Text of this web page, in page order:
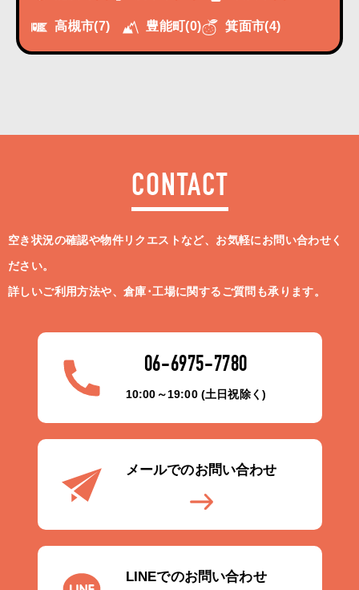
高槻市(7) 豊能町(0) 箕面市(4)
CONTACT
空き状況の確認や物件リクエストなど、お気軽にお問い合わせく
ださい。
詳しいご利用方法や、倉庫･工場に関するご質問も承ります。
06-6975-7780
10:00～19:00 (土日祝除く)
メールでのお問い合わせ
LINEでのお問い合わせ